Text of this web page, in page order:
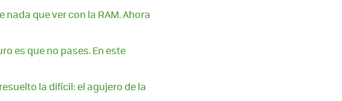
que ver con la RAM. Ahora
es que no pases. En este
la difícil: el agujero de la